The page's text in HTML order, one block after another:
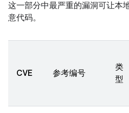
这一部分中最严重的漏洞可让本
意代码。
CVE 参考编号
类
型